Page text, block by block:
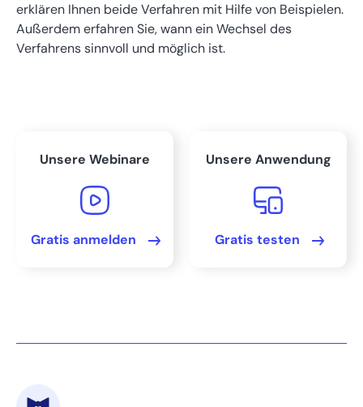
Antrag auf Ist-Versteuerung stellen
Beide Verfahren gleichzeitig – geht das?
Fazit
Bereit, Ihre Buchhaltung
erklären Ihnen beide Verfahren mit Hilfe von Beispielen.
Außerdem erfahren Sie, wann ein Wechsel des
Verfahrens sinnvoll und möglich ist.
Unsere Webinare
Gratis anmelden
Unsere Anwendung
Gratis testen